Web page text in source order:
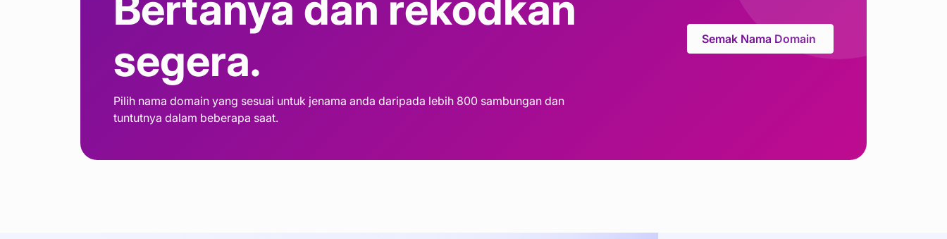
segera.
Pilih nama domain yang sesuai untuk jenama anda daripada lebih 800 sambungan dan
tuntutnya dalam beberapa saat.
Semak Nama Domain